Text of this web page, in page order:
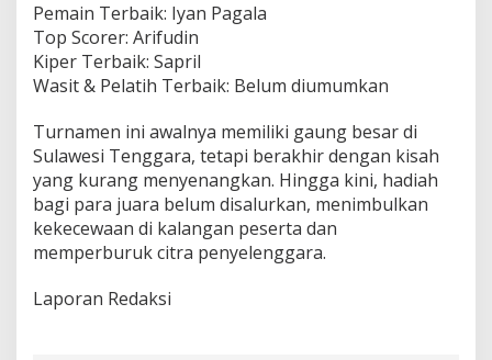
Pemain Terbaik: Iyan Pagala
Top Scorer: Arifudin
Kiper Terbaik: Sapril
Wasit & Pelatih Terbaik: Belum diumumkan
Turnamen ini awalnya memiliki gaung besar di
Sulawesi Tenggara, tetapi berakhir dengan kisah
yang kurang menyenangkan. Hingga kini, hadiah
bagi para juara belum disalurkan, menimbulkan
kekecewaan di kalangan peserta dan
memperburuk citra penyelenggara.
Laporan Redaksi